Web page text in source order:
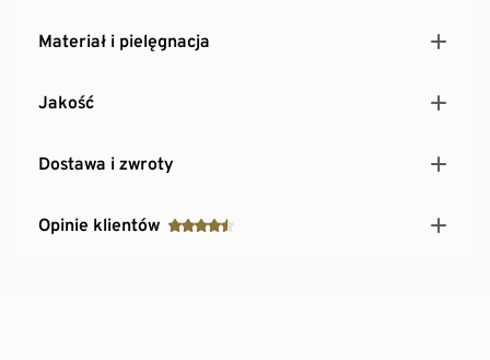
Materiał i pielęgnacja
Jakość
Dostawa i zwroty
Opinie klientów